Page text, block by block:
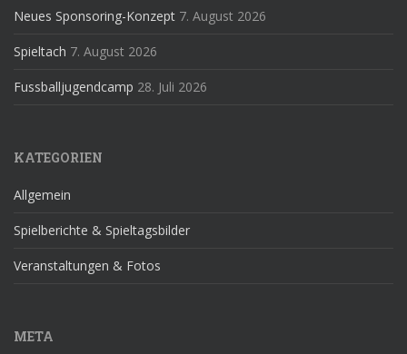
Neues Sponsoring-Konzept 7. August 2026
Spieltach 7. August 2026
Fussballjugendcamp 28. Juli 2026
KATEGORIEN
Allgemein
Spielberichte & Spieltagsbilder
Veranstaltungen & Fotos
META